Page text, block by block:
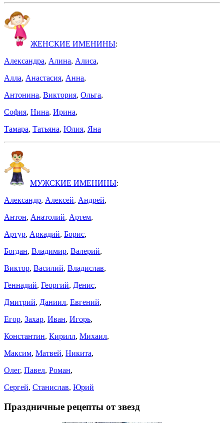
ЖЕНСКИЕ ИМЕНИНЫ:
Александра, Алина, Алиса,
Алла, Анастасия, Анна,
Антонина, Виктория, Ольга,
София, Нина, Ирина,
Тамара, Татьяна, Юлия, Яна
МУЖСКИЕ ИМЕНИНЫ:
Александр, Алексей, Андрей,
Антон, Анатолий, Артем,
Артур, Аркадий, Борис,
Богдан, Владимир, Валерий,
Виктор, Василий, Владислав,
Геннадий, Георгий, Денис,
Дмитрий, Даниил, Евгений,
Егор, Захар, Иван, Игорь,
Константин, Кирилл, Михаил,
Максим, Матвей, Никита,
Олег, Павел, Роман,
Сергей, Станислав, Юрий
Праздничные рецепты от звезд